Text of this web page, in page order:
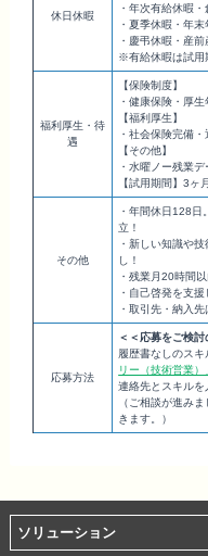
休日休暇
・年次有給休暇
・夏季休暇・年末
・慶弔休暇・産
※有給休暇は試用
福利厚生・待
遇
【保険制度】
・健康保険・厚
【福利厚生】
・社会保険完備
【その他】
・水曜ノー残業デ
【試用期間】3
その他
・年間休日128
立！
・新しい知識や
し！
・残業月20時間
・自己啓発を支
・取引先・納入
応募方法
＜＜応募をご検討
履歴書なしのス
リー（技術営業）
連絡先とスキルを
（ご相談が進み
きます。）
ソリューション